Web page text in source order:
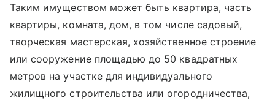
Таким имуществом может быть квартира, часть
квартиры, комната, дом, в том числе садовый,
творческая мастерская, хозяйственное строение
или сооружение площадью до 50 квадратных
метров на участке для индивидуального
жилищного строительства или огородничества,